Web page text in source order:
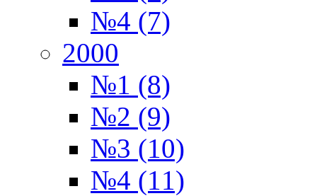
№4 (7)
2000
№1 (8)
№2 (9)
№3 (10)
№4 (11)